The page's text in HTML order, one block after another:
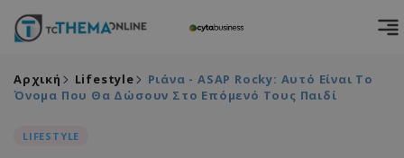
Αρχική Lifestyle
Ριάνα - ASAP Rocky: Αυτό Είναι Το
Όνομα Που Θα Δώσουν Στο Επόμενό Τους Παιδί
LIFESTYLE